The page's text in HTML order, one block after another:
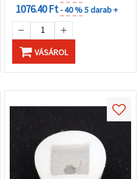
1076.40 Ft- 40 %5 darab +
VÁSÁROL